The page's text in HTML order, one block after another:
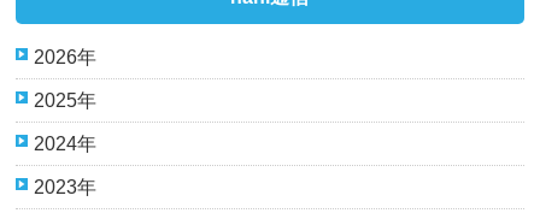
2026年
2025年
2024年
2023年